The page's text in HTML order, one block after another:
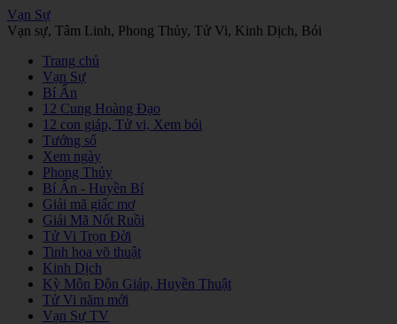
Vạn Sự
Vạn sự, Tâm Linh, Phong Thủy, Tử Vi, Kinh Dịch, Bói
Trang chủ
Vạn Sự
Bí Ẩn
12 Cung Hoàng Đạo
12 con giáp, Tử vi, Xem bói
Tướng số
Xem ngày
Phong Thủy
Bí Ẩn - Huyền Bí
Giải mã giấc mơ
Giải Mã Nốt Ruồi
Tử Vi Trọn Đời
Tinh hoa võ thuật
Kinh Dịch
Kỳ Môn Độn Giáp, Huyền Thuật
Tử Vi năm mới
Vạn Sự TV